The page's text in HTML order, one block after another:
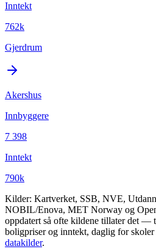
Inntekt
762k
Gjerdrum
Akershus
Innbyggere
7 398
Inntekt
790k
Kilder: Kartverket, SSB, NVE,
NOBIL/Enova, MET Norway og
oppdatert så ofte kildene tillater det —
boligpriser og inntekt, daglig for skoler
datakilder.